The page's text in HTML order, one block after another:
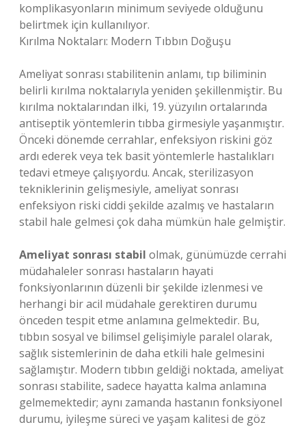
komplikasyonların minimum seviyede olduğunu
belirtmek için kullanılıyor.
Kırılma Noktaları: Modern Tıbbın Doğuşu
Ameliyat sonrası stabilitenin anlamı, tıp biliminin
belirli kırılma noktalarıyla yeniden şekillenmiştir. Bu
kırılma noktalarından ilki, 19. yüzyılın ortalarında
antiseptik yöntemlerin tıbba girmesiyle yaşanmıştır.
Önceki dönemde cerrahlar, enfeksiyon riskini göz
ardı ederek veya tek basit yöntemlerle hastalıkları
tedavi etmeye çalışıyordu. Ancak, sterilizasyon
tekniklerinin gelişmesiyle, ameliyat sonrası
enfeksiyon riski ciddi şekilde azalmış ve hastaların
stabil hale gelmesi çok daha mümkün hale gelmiştir.
Ameliyat sonrası stabil olmak, günümüzde cerrahi
müdahaleler sonrası hastaların hayati
fonksiyonlarının düzenli bir şekilde izlenmesi ve
herhangi bir acil müdahale gerektiren durumu
önceden tespit etme anlamına gelmektedir. Bu,
tıbbın sosyal ve bilimsel gelişimiyle paralel olarak,
sağlık sistemlerinin de daha etkili hale gelmesini
sağlamıştır. Modern tıbbın geldiği noktada, ameliyat
sonrası stabilite, sadece hayatta kalma anlamına
gelmemektedir; aynı zamanda hastanın fonksiyonel
durumu, iyileşme süreci ve yaşam kalitesi de göz